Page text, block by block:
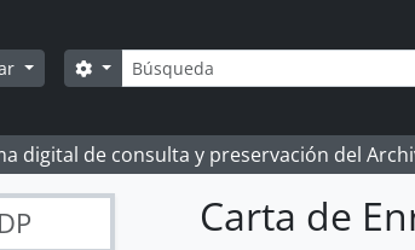
Búsqueda
Search options
digital de consulta y preservación del
Carta de